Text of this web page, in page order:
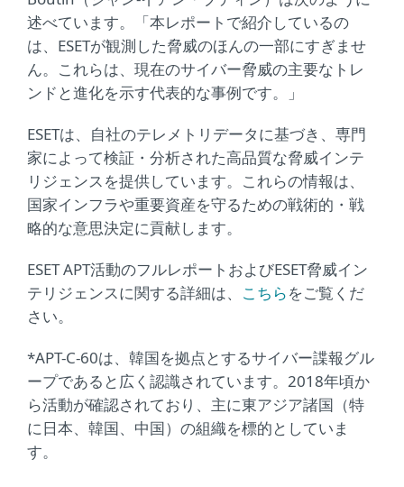
述べています。「本レポートで紹介しているの
は、ESETが観測した脅威のほんの一部にすぎませ
ん。これらは、現在のサイバー脅威の主要なトレ
ンドと進化を示す代表的な事例です。」
ESETは、自社のテレメトリデータに基づき、専門
家によって検証・分析された高品質な脅威インテ
リジェンスを提供しています。これらの情報は、
国家インフラや重要資産を守るための戦術的・戦
略的な意思決定に貢献します。
ESET APT活動のフルレポートおよびESET脅威イン
テリジェンスに関する詳細は、 こちらをご覧くだ
さい。
*APT-C-60は、韓国を拠点とするサイバー諜報グル
ープであると広く認識されています。2018年頃か
ら活動が確認されており、主に東アジア諸国（特
に日本、韓国、中国）の組織を標的としていま
す。